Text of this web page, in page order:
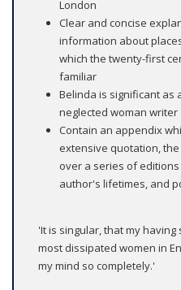
London
Clear and concise
information about
which the twenty-first
familiar
Belinda is significant as
neglected woman writer
Contain an appendix
extensive quotation,
over a series of
author's lifetimes, and
'It is singular, that my
most dissipated women in
my mind so completely.'